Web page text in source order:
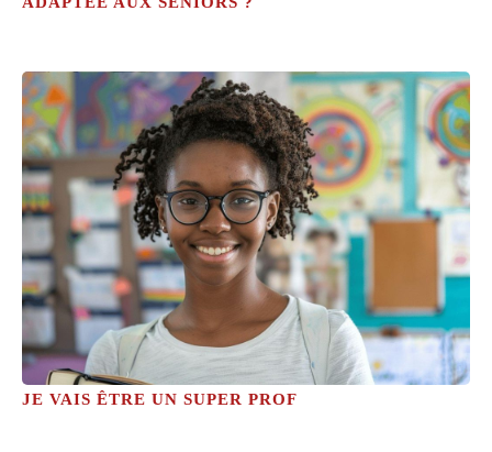
JE VAIS ÊTRE UN SUPER PROF